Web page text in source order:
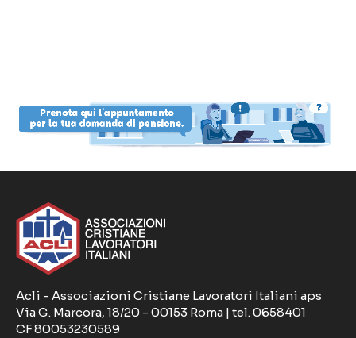
Acli - Associazioni Cristiane Lavoratori Italiani aps
Via G. Marcora, 18/20 - 00153 Roma | tel. 0658401
CF 80053230589